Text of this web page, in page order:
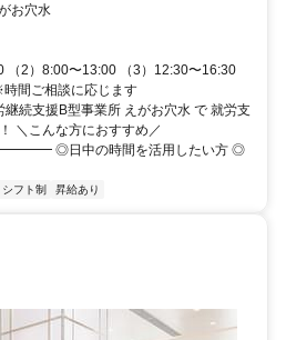
！お穴水
（2）8:00〜13:00 （3）12:30〜16:30
間ご相談に応じます
続支援B型事業所 えがお穴水 で 就労支
＼こんな方におすすめ／
日中の時間を活用したい方 ◎
シフト制 昇給あり